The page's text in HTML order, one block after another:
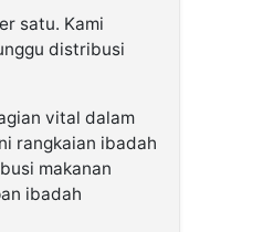
satu. Kami
distribusi
vital dalam
rangkaian ibadah
makanan
ibadah